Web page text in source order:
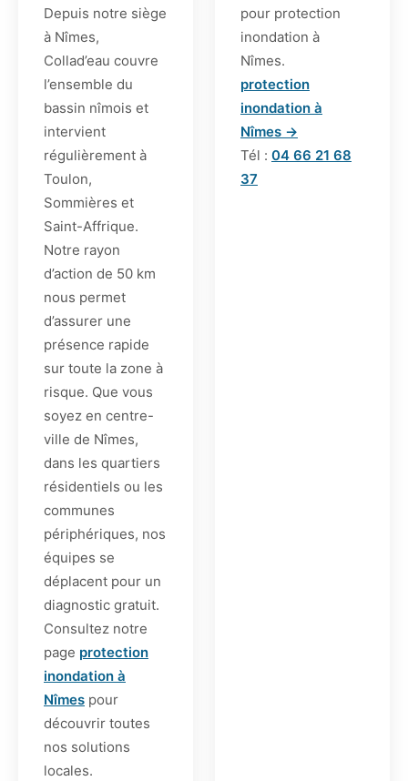
Depuis notre siège
à Nîmes,
Collad’eau couvre
l’ensemble du
bassin nîmois et
intervient
régulièrement à
Toulon,
Sommières et
Saint-Affrique.
Notre rayon
d’action de 50 km
nous permet
d’assurer une
présence rapide
sur toute la zone à
risque. Que vous
soyez en centre-
ville de Nîmes,
dans les quartiers
résidentiels ou les
communes
périphériques, nos
équipes se
déplacent pour un
diagnostic gratuit.
Consultez notre
page protection
inondation à
Nîmes pour
découvrir toutes
nos solutions
locales.
pour protection
inondation à
Nîmes.
protection
inondation à
Nîmes →
Tél : 04 66 21 68
37